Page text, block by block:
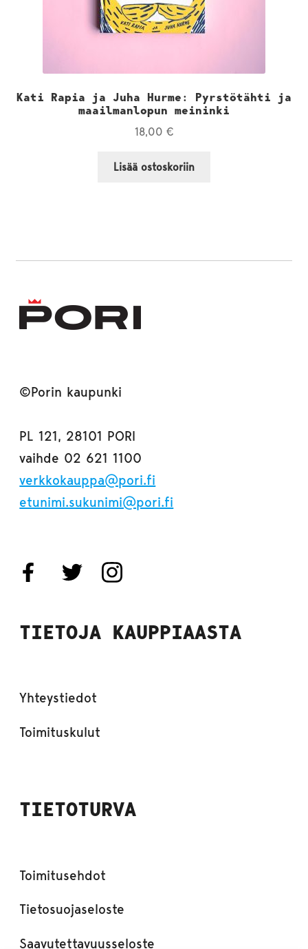
Kati Rapia ja Juha Hurme: Pyrstötähti ja
maailmanlopun meininki
18,00 €
Lisää ostoskoriin
©Porin kaupunki
PL 121, 28101 PORI
vaihde 02 621 1100
verkkokauppa@pori.fi
etunimi.sukunimi@pori.fi
TIETOJA KAUPPIAASTA
Yhteystiedot
Toimituskulut
TIETOTURVA
Toimitusehdot
Tietosuojaseloste
Saavutettavuusseloste